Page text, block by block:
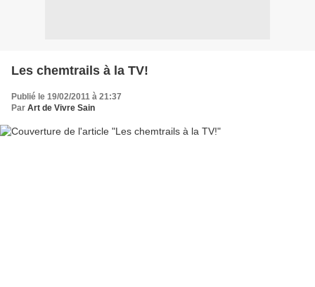
Les chemtrails à la TV!
Publié le 19/02/2011 à 21:37
Par Art de Vivre Sain